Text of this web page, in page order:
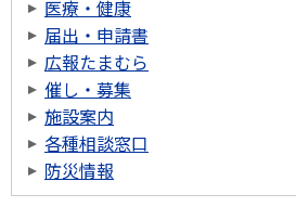
医療・健康
届出・申請書
広報たまむら
催し・募集
施設案内
各種相談窓口
防災情報